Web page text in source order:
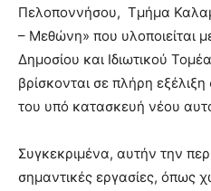
Πελοποννήσου, Τμήμα
– Μεθώνη» που υλοποιείται
Δημοσίου και Ιδιωτικού
βρίσκονται σε πλήρη
του υπό κατασκευή νέου
Συγκεκριμένα, αυτήν την
σημαντικές εργασίες, όπως